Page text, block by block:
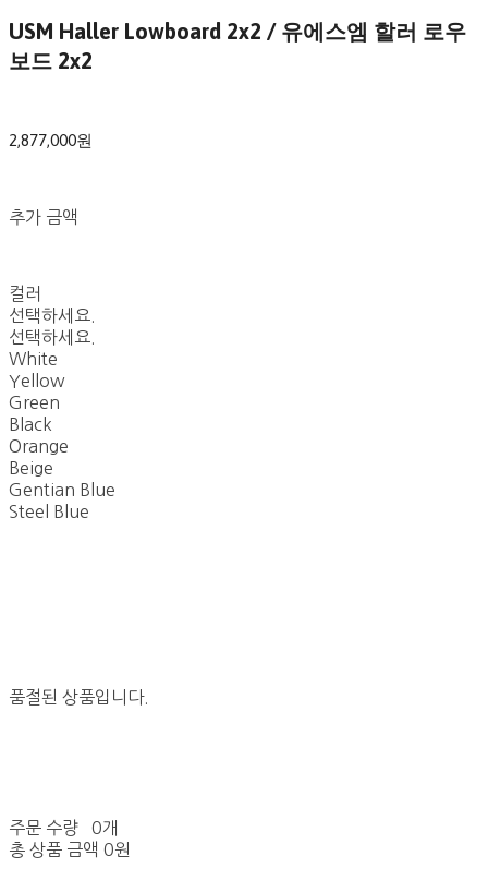
USM Haller Lowboard 2x2 / 유에스엠 할러 로우
보드 2x2
2,877,000원
추가 금액
컬러
선택하세요.
선택하세요.
White
Yellow
Green
Black
Orange
Beige
Gentian Blue
Steel Blue
품절된 상품입니다.
주문 수량
0개
총 상품 금액 0원